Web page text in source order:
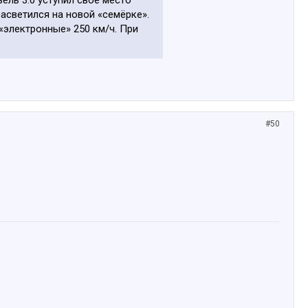
на новой «семёрке».
250 км/ч. При
#50